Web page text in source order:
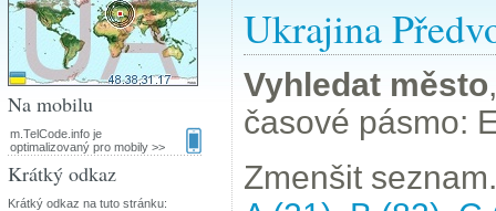
Ukrajina
Vyhledat město
časové pásmo:
Zmenšit
Na mobilu
m.TelCode.info je
optimalizovaný pro mobily >>
Krátký odkaz
Krátký odkaz na tuto stránku: